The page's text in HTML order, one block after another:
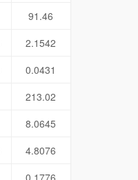
91.46
2.1542
0.0431
213.02
8.0645
4.8076
0.1776